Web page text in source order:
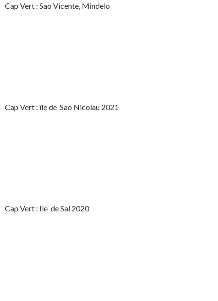
Cap Vert : Sao Vicente, Mindelo
Cap Vert : île de Sao Nicolau 2021
Cap Vert : Ile de Sal 2020